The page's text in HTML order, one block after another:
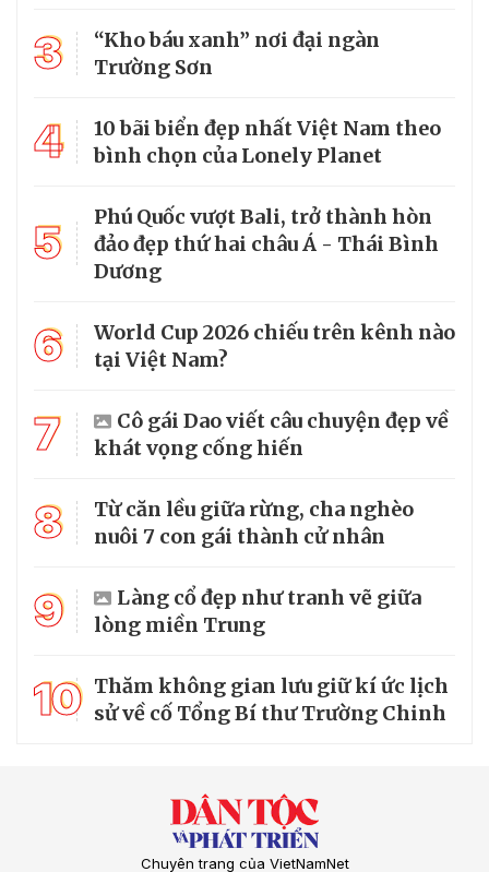
3
“Kho báu xanh” nơi đại ngàn
Trường Sơn
4
10 bãi biển đẹp nhất Việt Nam theo
bình chọn của Lonely Planet
5
Phú Quốc vượt Bali, trở thành hòn
đảo đẹp thứ hai châu Á - Thái Bình
Dương
6
World Cup 2026 chiếu trên kênh nào
tại Việt Nam?
7
Cô gái Dao viết câu chuyện đẹp về
khát vọng cống hiến
8
Từ căn lều giữa rừng, cha nghèo
nuôi 7 con gái thành cử nhân
9
Làng cổ đẹp như tranh vẽ giữa
lòng miền Trung
10 Thăm không gian lưu giữ kí ức lịch
sử về cố Tổng Bí thư Trường Chinh
Chuyên trang của VietNamNet